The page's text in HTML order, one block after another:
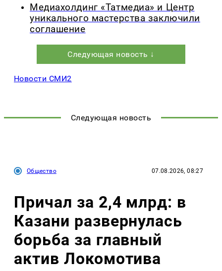
Медиахолдинг «Татмедиа» и Центр
уникального мастерства заключили
соглашение
Следующая новость ↓
Новости СМИ2
Следующая новость
Общество 07.08.2026, 08:27
Причал за 2,4 млрд: в
Казани развернулась
борьба за главный
актив Локомотива